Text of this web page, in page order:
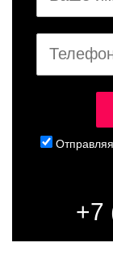
+7